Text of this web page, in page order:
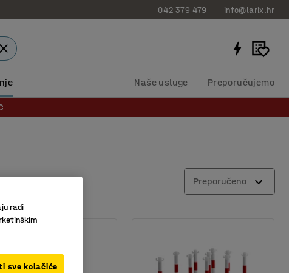
042 379 479 info@larix.hr
Naše usluge Preporučujemo
Preporučeno
radi
sve kolačiće